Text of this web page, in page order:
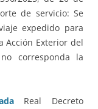
de servicio: Se
expedido para
Acción Exterior del
corresponda la
Real Decreto